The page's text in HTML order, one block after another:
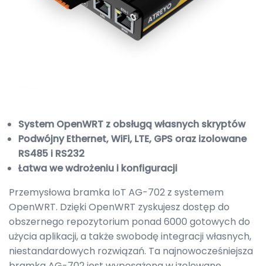
System OpenWRT z obsługą własnych skryptów
Podwójny Ethernet, WiFi, LTE, GPS oraz izolowane
RS485 i RS232
Łatwa we wdrożeniu i konfiguracji
Przemysłowa bramka IoT AG-702 z systemem
OpenWRT. Dzięki OpenWRT zyskujesz dostęp do
obszernego repozytorium ponad 6000 gotowych do
użycia aplikacji, a także swobodę integracji własnych,
niestandardowych rozwiązań. Ta najnowocześniejsza